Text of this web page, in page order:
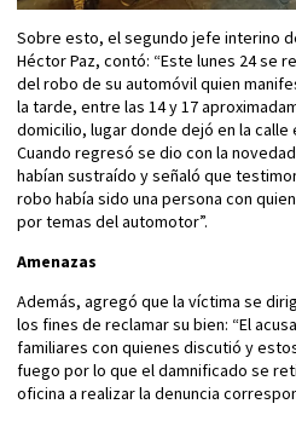
Sobre esto, el segundo jefe interino
Héctor Paz, contó: “Este lunes 24 se
del robo de su automóvil quien
la tarde, entre las 14 y 17
domicilio, lugar donde dejó en la
Cuando regresó se dio con la
habían sustraído y señaló que
robo había sido una persona con
por temas del automotor”.
Amenazas
Además, agregó que la víctima se
los fines de reclamar su bien: “El
familiares con quienes discutió y
fuego por lo que el damnificado se
oficina a realizar la denuncia